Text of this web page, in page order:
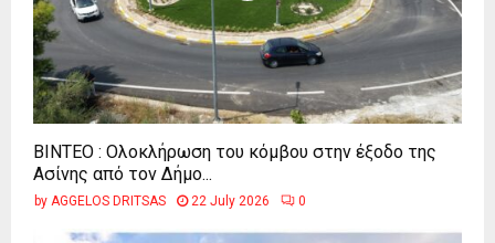
ΒΙΝΤΕΟ : Ολοκλήρωση του κόμβου στην έξοδο της
Ασίνης από τον Δήμο...
by AGGELOS DRITSAS 22 July 2026 0